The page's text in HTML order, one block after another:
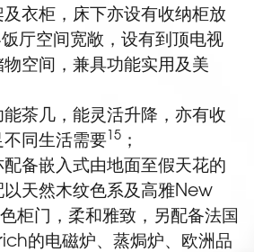
衣柜，床下亦设有收纳柜放
厅空间宽敞，设有到顶电视
空间，兼具功能实用及美
茶几，能灵活升降，亦有收
同生活需要15 ；
备嵌入式由地面至假天花的
天然木纹色系及高雅New
柜门，柔和雅致，另配备法国
的电磁炉、蒸焗炉、欧洲品